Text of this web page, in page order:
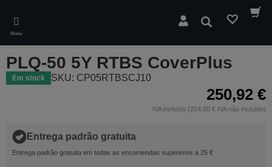
main
content
Menu
Pesquisar
PLQ-50 5Y RTBS CoverPlus
Em stock SKU: CP05RTBSCJ10
250,92 €
IVA incluído (204,00 € IVA não incluído)
Entrega padrão gratuita
Entrega padrão gratuita em todas as encomendas superiores a 25 €